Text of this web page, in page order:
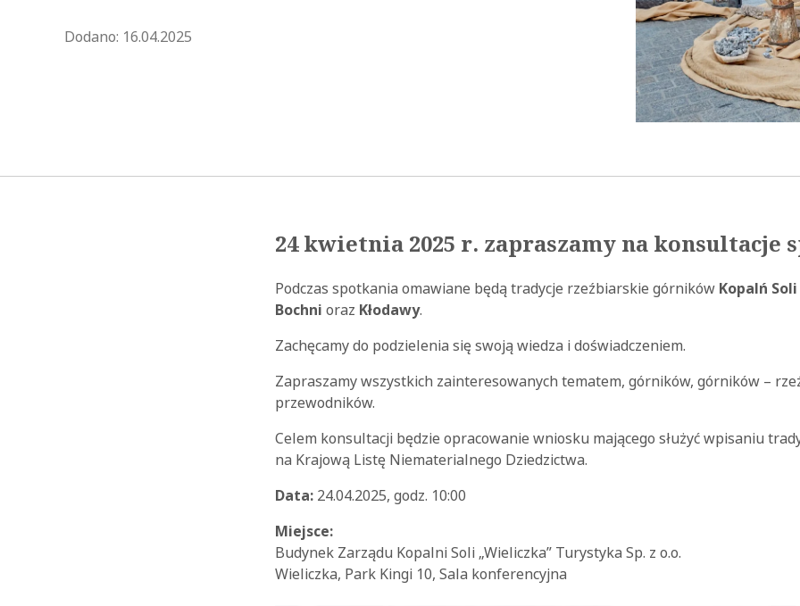
Dodano: 16.04.2025
24 kwietnia 2025 r. zapraszamy na konsultacje
Podczas spotkania omawiane będą tradycje rzeźbiarskie górników Kopalń
Bochni oraz Kłodawy.
Zachęcamy do podzielenia się swoją wiedza i doświadczeniem.
Zapraszamy wszystkich zainteresowanych tematem, górników, górników –
przewodników.
Celem konsultacji będzie opracowanie wniosku mającego służyć wpisaniu
na Krajową Listę Niematerialnego Dziedzictwa.
Data: 24.04.2025, godz. 10:00
Miejsce:
Budynek Zarządu Kopalni Soli „Wieliczka” Turystyka Sp. z o.o.
Wieliczka, Park Kingi 10, Sala konferencyjna